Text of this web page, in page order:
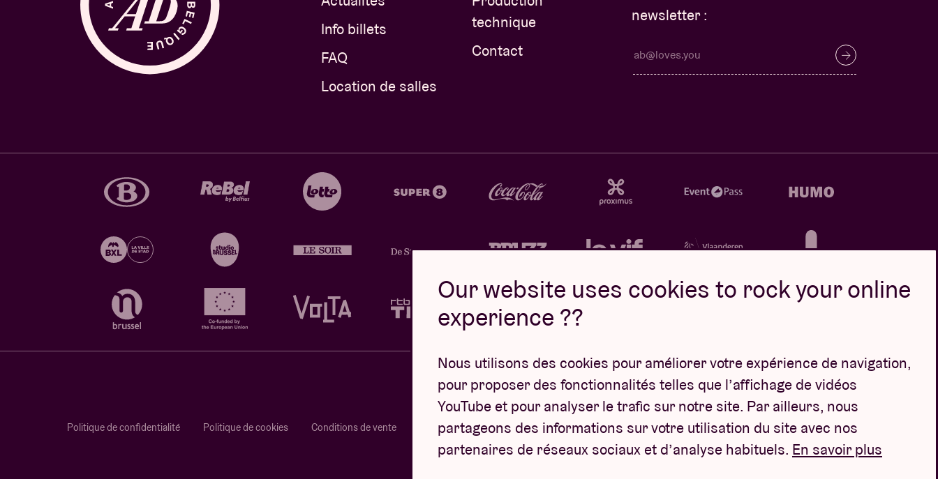
Info billets
FAQ
Location de salles
technique
Contact
newsletter :
Politique de confidentialité Politique de cookies Conditions de vente
Our website uses cookies to rock your online
experience ??
Nous utilisons des cookies pour améliorer votre expérience de navigation,
pour proposer des fonctionnalités telles que l’affichage de vidéos
YouTube et pour analyser le trafic sur notre site. Par ailleurs, nous
partageons des informations sur votre utilisation du site avec nos
partenaires de réseaux sociaux et d’analyse habituels. En savoir plus